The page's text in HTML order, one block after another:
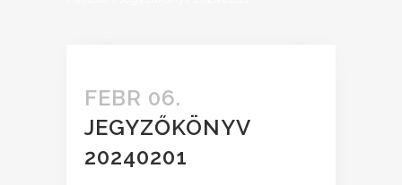
FEBR 06.
JEGYZŐKÖNYV
20240201